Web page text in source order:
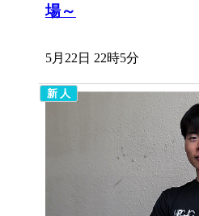
場～
5月22日 22時5分